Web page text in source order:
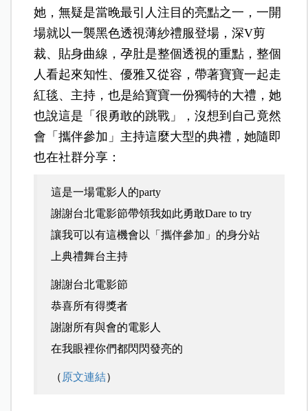
她，無疑是當晚最引人注目的亮點之一，一開
場就以一襲黑色透視薄紗禮服登場，深V剪
裁、貼身曲線，孕肚是整個透視的重點，整個
人看起來知性、優雅又從容，帶著寶寶一起走
紅毯、主持，也是給寶寶一份獨特的大禮，她
也說這是「很勇敢的跳戰」，沒想到自己竟然
會「攜伴參加」主持這麼大型的典禮，她隨即
也在社群分享：
這是一場電影人的party
謝謝台北電影節帶領我如此勇敢Dare to try
讓我可以有這機會以「攜伴參加」的身分站
上典禮舞台主持
謝謝台北電影節
恭喜所有得獎者
謝謝所有與會的電影人
在我眼裡你們都閃閃發亮的
（ 原文連結）